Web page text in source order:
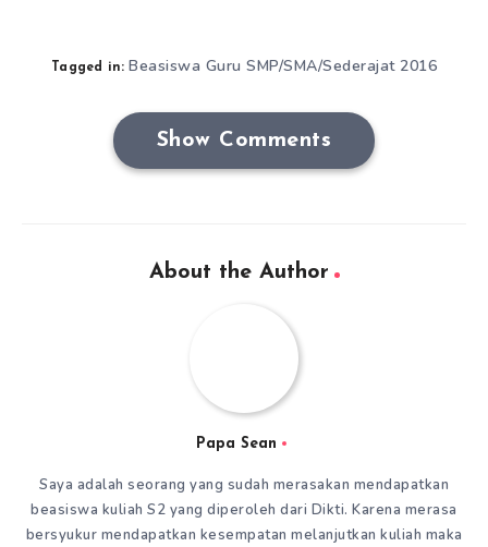
Tagged in: Beasiswa Guru SMP/SMA/Sederajat 2016
Show Comments
About the Author
Papa Sean
Saya adalah seorang yang sudah merasakan mendapatkan
beasiswa kuliah S2 yang diperoleh dari Dikti. Karena merasa
bersyukur mendapatkan kesempatan melanjutkan kuliah maka